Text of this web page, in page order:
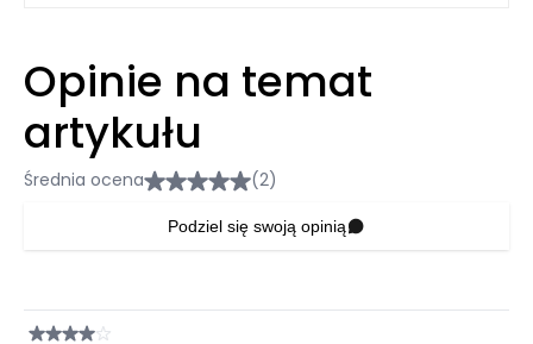
Opinie na temat
artykułu
Średnia ocena (2)
Podziel się swoją opinią